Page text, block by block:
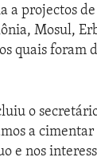
a projectos
Mosul,
quais foram
o
a
e nos